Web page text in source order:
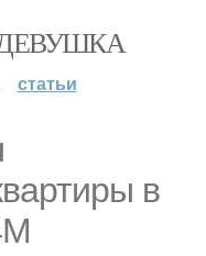
статьи
в